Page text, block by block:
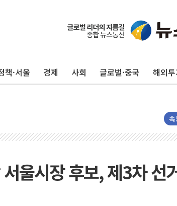
책·서울 경제 사회 글로벌·중국 해외
울시장 후보, 제3차 선